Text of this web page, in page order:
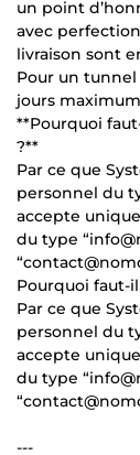
un point
avec
livraison sont
Pour un
jours
**Pourquoi
?**
Par ce que
personnel du
accepte
du type
Pourquoi faut-
Par ce que
personnel du
accepte
du type
---